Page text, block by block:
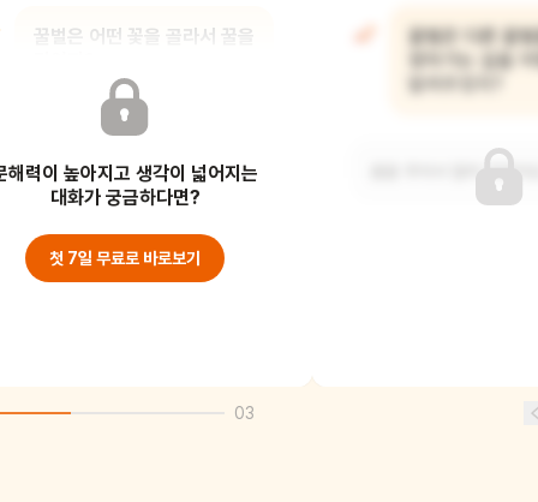
꿀벌은 어떤 꽃을 골라서 꿀을
기가 나는 꽃이었어요.
해력이 높아지고 생각이 넓어지는
대화가 궁금하다면?
첫 7일 무료로 바로보기
꿀벌은 다른 꿀벌
찾아가는 길을 어
03